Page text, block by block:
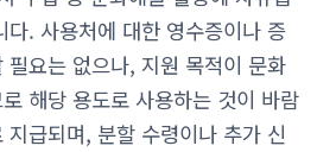
다. 사용처에 대한 영수증이나 증
필요는 없으나, 지원 목적이 문화
해당 용도로 사용하는 것이 바람
지급되며, 분할 수령이나 추가 신